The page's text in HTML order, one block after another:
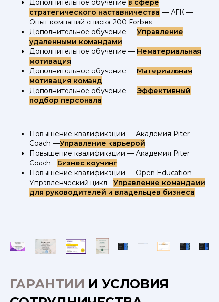
Дополнительное обучение в сфере
стратегического наставничества — АГК —
Опыт компаний списка 200 Forbes
Дополнительное обучение — Управление
удаленными командами
Дополнительное обучение — Нематериальная
мотивация
Дополнительное обучение — Материальная
мотивация команд
Дополнительное обучение — Эффективный
подбор персонала
Повышение квалификации — Академия Piter
Coach —Управление карьерой
Повышение квалификации — Академия Piter
Coach - Бизнес коучинг
Повышение квалификации — Open Education -
Управленческий цикл - Управление командами
для руководителей и владельцев бизнеса
ГАРАНТИИ И УСЛОВИЯ